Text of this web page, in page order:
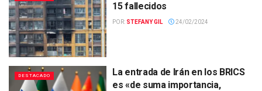
15 fallecidos
POR: STEFANY GIL 24/02/2024
DESTACADO
La entrada de Irán en los BRICS
es «de suma importancia,